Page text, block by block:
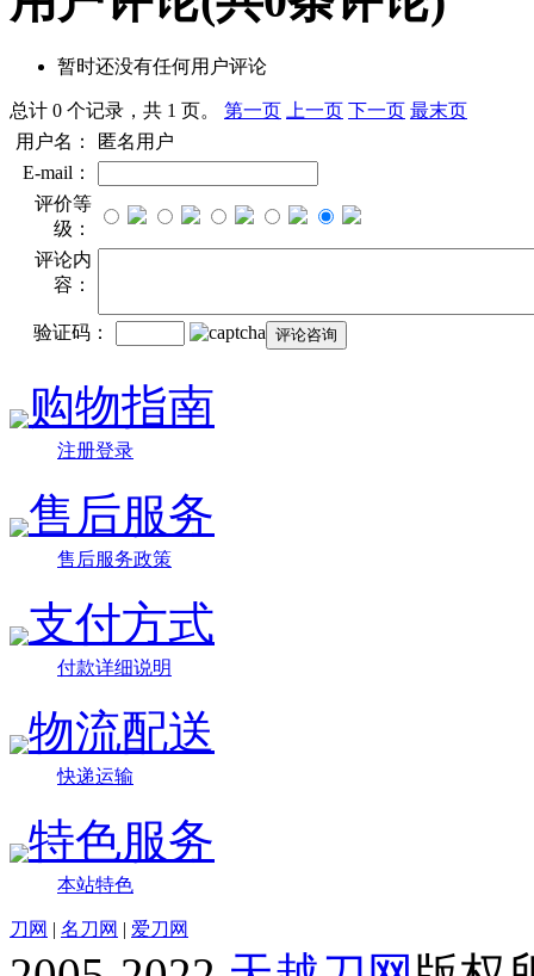
暂时还没有任何用户评论
总计 0 个记录，共 1 页。 第一页 上一页 下一页 最末页
用户名：
匿名用户
E-mail：
评价等
级：
评论内
容：
验证码：
购物指南
注册登录
售后服务
售后服务政策
支付方式
付款详细说明
物流配送
快递运输
特色服务
本站特色
刀网 | 名刀网 | 爱刀网